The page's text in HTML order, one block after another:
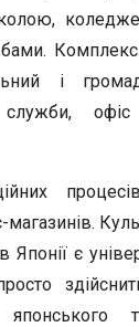
Комплекс
і
служби,
Японії є
японського